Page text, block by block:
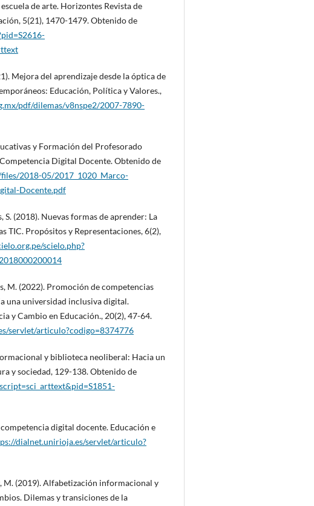
de arte. Horizontes Revista de
5(21), 1470-1479. Obtenido de
Mejora del aprendizaje desde la óptica de
Educación, Política y Valores.,
pdf/dilemas/v8nspe2/2007-7890-
y Formación del Profesorado
Digital Docente. Obtenido de
2018-05/2017_1020_Marco-
Docente.pdf
S. (2018). Nuevas formas de aprender: La
TIC. Propósitos y Representaciones, 6(2),
scielo.php?
M. (2022). Promoción de competencias
una universidad inclusiva digital.
y Cambio en Educación., 20(2), 47-64.
servlet/articulo?codigo=8374776
y biblioteca neoliberal: Hacia un
y sociedad, 129-138. Obtenido de
digital docente. Educación e
dialnet.unirioja.es/servlet/articulo?
M. (2019). Alfabetización informacional y
Dilemas y transiciones de la